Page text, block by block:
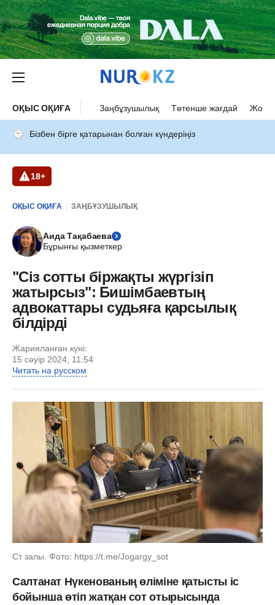
ОҚЫС ОҚИҒА Заңбұзушылық Төтенше жағдай Жол
Бізбен бірге қатарынан болған күндеріңіз
18+
ОҚЫС ОҚИҒА ЗАҢБҰЗУШЫЛЫҚ
Аида Тақабаева
Бұрынғы қызметкер
"Сіз сотты біржақты жүргізіп
жатырсыз": Бишімбаевтың
адвокаттары судьяға қарсылық
білдірді
Жарияланған күні:
15 сәуір 2024, 11:54
Читать на русском
Ст залы. Фото: https://t.me/Jogargy_sot
Салтанат Нүкенованың өліміне қатысты іс
бойынша өтіп жатқан сот отырысында